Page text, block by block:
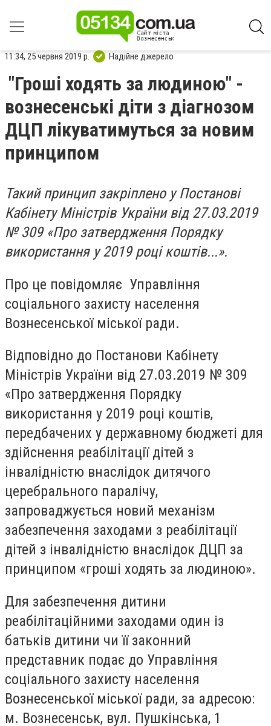
11:34, 25 червня 2019 р. Надійне джерело
"Гроші ходять за людиною" -
вознесенські діти з діагнозом
ДЦП лікуватимуться за новим
принципом
Такий принцип закріплено у Постанові
Кабінету Міністрів України від 27.03.2019
№ 309 «Про затвердження Порядку
використання у 2019 році коштів...».
Про це повідомляє Управління
соціального захисту населення
Вознесенської міської ради.
Відповідно до Постанови Кабінету
Міністрів України від 27.03.2019 № 309
«Про затвердження Порядку
використання у 2019 році коштів,
передбачених у державному бюджеті для
здійснення реабілітації дітей з
інвалідністю внаслідок дитячого
церебрального паралічу,
запроваджується новий механізм
забезпечення заходами з реабілітації
дітей з інвалідністю внаслідок ДЦП за
принципом «гроші ходять за людиною».
Для забезпечення дитини
реабілітаційними заходами один із
батьків дитини чи її законний
представник подає до Управління
соціального захисту населення
Вознесенської міської ради, за адресою:
м. Вознесенськ, вул. Пушкінська, 1